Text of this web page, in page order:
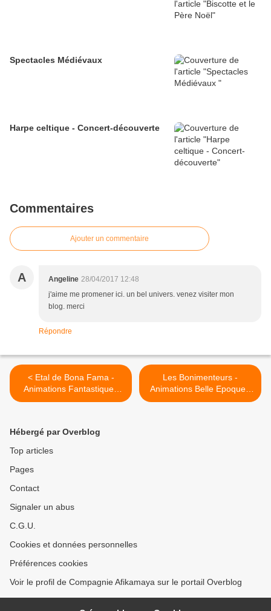
Spectacles Médiévaux
Harpe celtique - Concert-découverte
Commentaires
Ajouter un commentaire
A Angeline 28/04/2017 12:48
j'aime me promener ici. un bel univers. venez visiter mon
blog. merci
Répondre
< Etal de Bona Fama -
Animations Fantastiques
Sorcière - Théâtre - Fête
2016
Les Bonimenteurs -
Animations Belle Epoque -
Les Botanilles - Ansouis -
Hébergé par Overblog
Top articles
Pages
Contact
Signaler un abus
C.G.U.
Cookies et données personnelles
Préférences cookies
Voir le profil de Compagnie Afikamaya sur le portail Overblog